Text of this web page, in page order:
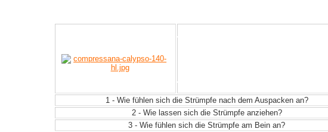
1 - Wie fühlen sich die Strümpfe nach dem Auspacken an?
2 - Wie lassen sich die Strümpfe anziehen?
3 - Wie fühlen sich die Strümpfe am Bein an?